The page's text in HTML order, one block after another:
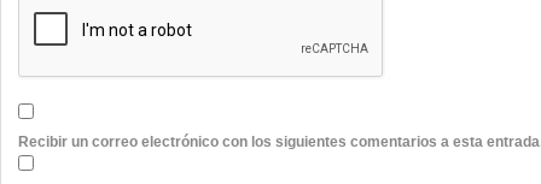
Recibir un correo electrónico con los siguientes comentarios a esta